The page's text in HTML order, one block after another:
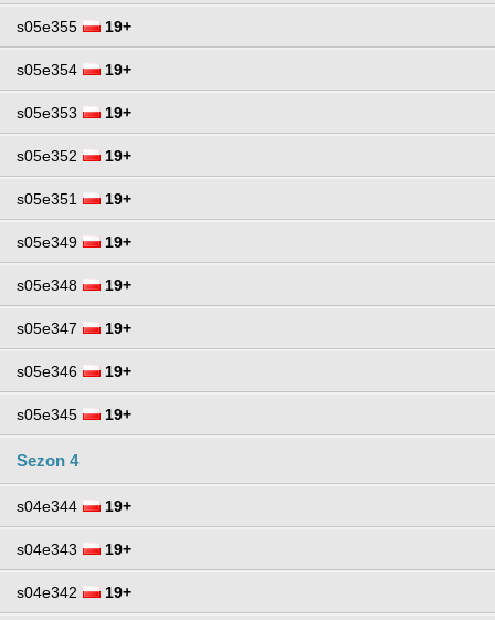
s05e355 19+
s05e354 19+
s05e353 19+
s05e352 19+
s05e351 19+
s05e349 19+
s05e348 19+
s05e347 19+
s05e346 19+
s05e345 19+
Sezon 4
s04e344 19+
s04e343 19+
s04e342 19+